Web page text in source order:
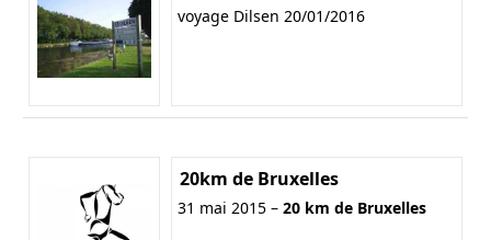
voyage Dilsen 20/01/2016
20km de Bruxelles
31 mai 2015 – 20 km de Bruxelles